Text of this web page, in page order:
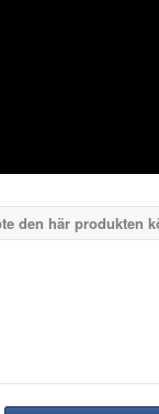
den här produkten